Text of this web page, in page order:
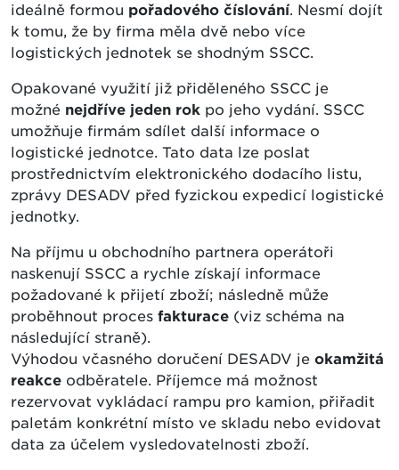
ideálně formou pořadového číslování. Nesmí dojít
k tomu, že by firma měla dvě nebo více
logistických jednotek se shodným SSCC.
Opakované využití již přiděleného SSCC je
možné nejdříve jeden rok po jeho vydání. SSCC
umožňuje firmám sdílet další informace o
logistické jednotce. Tato data lze poslat
prostřednictvím elektronického dodacího listu,
zprávy DESADV před fyzickou expedicí logistické
jednotky.
Na příjmu u obchodního partnera operátoři
naskenují SSCC a rychle získají informace
požadované k přijetí zboží; následně může
proběhnout proces fakturace (viz schéma na
následující straně).
Výhodou včasného doručení DESADV je okamžitá
reakce odběratele. Příjemce má možnost
rezervovat vykládací rampu pro kamion, přiřadit
paletám konkrétní místo ve skladu nebo evidovat
data za účelem vysledovatelnosti zboží.